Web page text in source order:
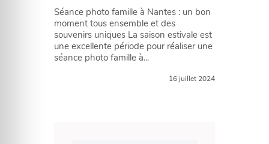
Séance photo famille à Nantes : un bon
moment tous ensemble et des
souvenirs uniques La saison estivale est
une excellente période pour réaliser une
séance photo famille à...
16 juillet 2024